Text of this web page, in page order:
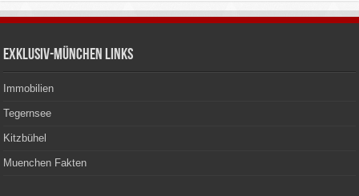
Exklusiv-München Links
Immobilien
Tegernsee
Kitzbühel
Muenchen Fakten